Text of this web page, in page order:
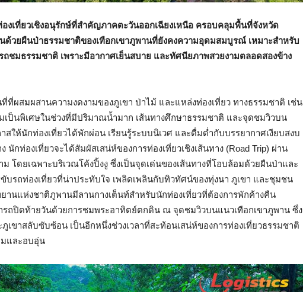
งเที่ยวเชิงอนุรักษ์ที่สำคัญภาคตะวันออกเฉียงเหนือ ครอบคลุมพื้นที่จังหวัด
ด้วยผืนป่าธรรมชาติของเทือกเขาภูพานที่ยังคงความอุดมสมบูรณ์ เหมาะสำหรับ
ถชมธรรมชาติ เพราะมีอากาศเย็นสบาย และทัศนียภาพสวยงามตลอดสองข้าง
ผสมผสานความงดงามของภูเขา ป่าไม้ และแหล่งท่องเที่ยว ทางธรรมชาติ เช่น
เป็นพิเศษในช่วงที่มีปริมาณน้ำมาก เส้นทางศึกษาธรรมชาติ และจุดชมวิวบน
สให้นักท่องเที่ยวได้พักผ่อน เรียนรู้ระบบนิเวศ และดื่มด่ำกับบรรยากาศเงียบสงบ
กท่องเที่ยวจะได้สัมผัสเสน่ห์ของการท่องเที่ยวเชิงเส้นทาง (Road Trip) ผ่าน
โดยเฉพาะบริเวณโค้งปิ้งงู ซึ่งเป็นจุดเด่นของเส้นทางที่โอบล้อมด้วยผืนป่าและ
บรถท่องเที่ยวที่น่าประทับใจ เพลิดเพลินกับทิวทัศน์ของทุ่งนา ภูเขา และชุมชน
านแห่งชาติภูพานมีลานกางเต็นท์สำหรับนักท่องเที่ยวที่ต้องการพักค้างคืน
รถปิดท้ายวันด้วยการชมพระอาทิตย์ตกดิน ณ จุดชมวิวบนแนวเทือกเขาภูพาน ซึ่ง
เขาสลับซับซ้อน เป็นอีกหนึ่งช่วงเวลาที่สะท้อนเสน่ห์ของการท่องเที่ยวธรรมชาติ
มและอบอุ่น